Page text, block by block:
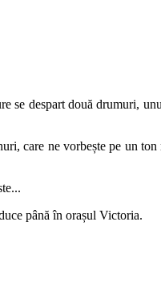
se despart două drumuri,
care ne vorbește pe un
până în orașul Victoria.